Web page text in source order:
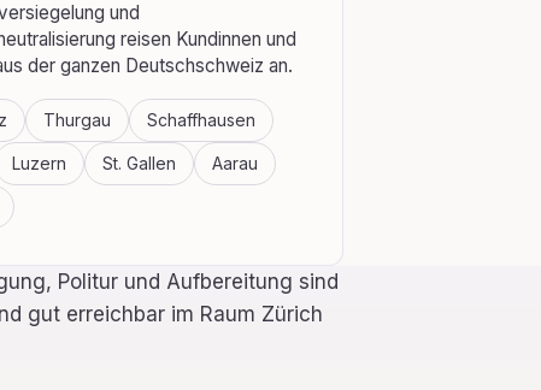
und
reisen Kundinnen und
der ganzen Deutschschweiz an.
Thurgau Schaffhausen
Luzern St. Gallen Aarau
Politur und Aufbereitung sind
gut erreichbar im Raum Zürich